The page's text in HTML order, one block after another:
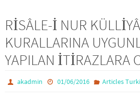
RİSÂLE-İ NUR
KURALLARINA
YAPILAN İTİRAZLARA
akadmin 01/06/2016 Articles